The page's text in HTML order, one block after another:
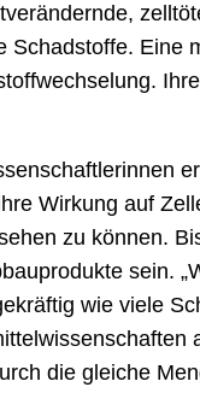
Wirkung auf
zu können.
sein.
wie viele
die gleiche